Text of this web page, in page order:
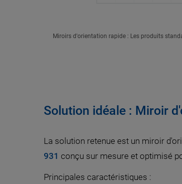
Miroirs d'orientation rapide : Les produits
Solution idéale : Miroir
La solution retenue est un miroir
931 conçu sur mesure et optimisé
Principales caractéristiques :